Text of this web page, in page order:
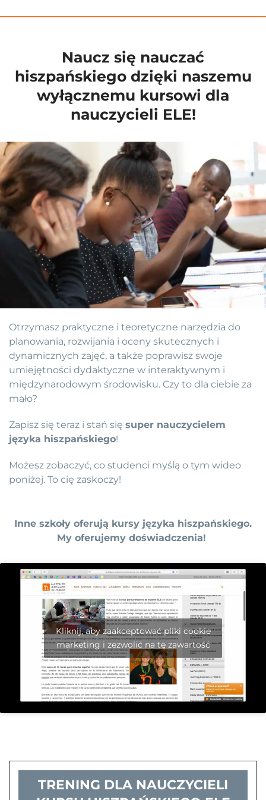
Naucz się nauczać
hiszpańskiego dzięki naszemu
wyłącznemu kursowi dla
nauczycieli ELE!
Otrzymasz praktyczne i teoretyczne narzędzia do
planowania, rozwijania i oceny skutecznych i
dynamicznych zajęć, a także poprawisz swoje
umiejętności dydaktyczne w interaktywnym i
międzynarodowym środowisku. Czy to dla ciebie za
mało?
Zapisz się teraz i stań się super nauczycielem
języka hiszpańskiego!
Możesz zobaczyć, co studenci myślą o tym wideo
poniżej. To cię zaskoczy!
Inne szkoły oferują kursy języka hiszpańskiego.
My oferujemy doświadczenia!
Kliknij, aby zaakceptować pliki cookie
marketing i zezwolić na tę zawartość
TRENING DLA NAUCZYCIELI